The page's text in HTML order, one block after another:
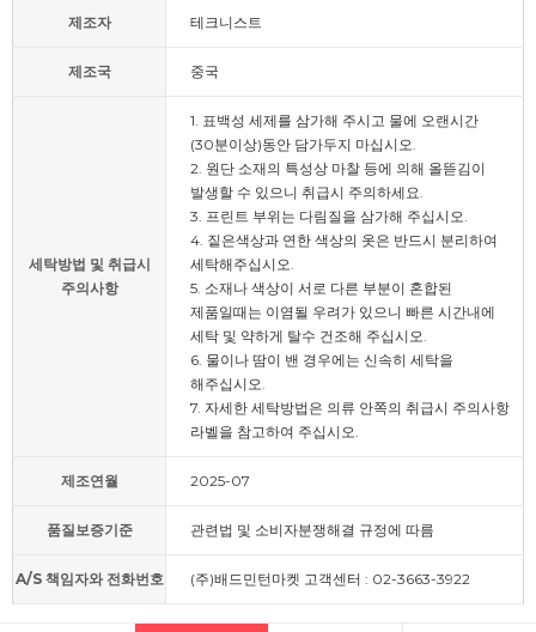
제조자 테크니스트
제조국 중국
세탁방법 및 취급시
주의사항
1. 표백성 세제를 삼가해 주시고 물에 오랜시간
(30분이상)동안 담가두지 마십시오.
2. 원단 소재의 특성상 마찰 등에 의해 올뜯김이
발생할 수 있으니 취급시 주의하세요.
3. 프린트 부위는 다림질을 삼가해 주십시오.
4. 짙은색상과 연한 색상의 옷은 반드시 분리하여
세탁해주십시오.
5. 소재나 색상이 서로 다른 부분이 혼합된
제품일때는 이염될 우려가 있으니 빠른 시간내에
세탁 및 약하게 탈수 건조해 주십시오.
6. 물이나 땀이 밴 경우에는 신속히 세탁을
해주십시오.
7. 자세한 세탁방법은 의류 안쪽의 취급시 주의사항
라벨을 참고하여 주십시오.
제조연월 2025-07
품질보증기준 관련법 및 소비자분쟁해결 규정에 따름
A/S 책임자와 전화번호 (주)배드민턴마켓 고객센터 : 02-3663-3922